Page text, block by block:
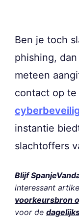
Ben je toch
phishing,
meteen
contact op
instantie
slachtoffers
Blijf
interessant
voorkeursbron
voor de